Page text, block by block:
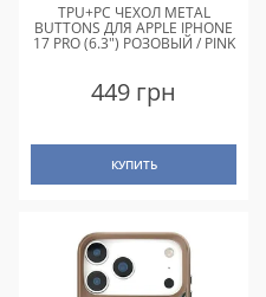
TPU+PC ЧЕХОЛ METAL
BUTTONS ДЛЯ APPLE IPHONE
17 PRO (6.3") РОЗОВЫЙ / PINK
449 грн
КУПИТЬ